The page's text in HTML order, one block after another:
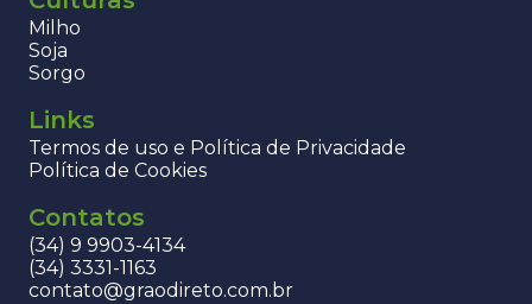
Milho
Soja
Sorgo
Links
Termos de uso e Política de Privacidade
Política de Cookies
Contatos
(34) 9 9903-4134
(34) 3331-1163
contato@graodireto.com.br